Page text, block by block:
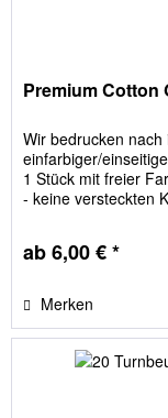
Premium Cotton
Wir bedrucken
einfarbiger/
1 Stück mit freier
- keine versteckten
ab 6,00 € *
Merken